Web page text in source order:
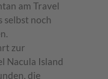
am Travel
selbst noch
zur
Nacula Island
die